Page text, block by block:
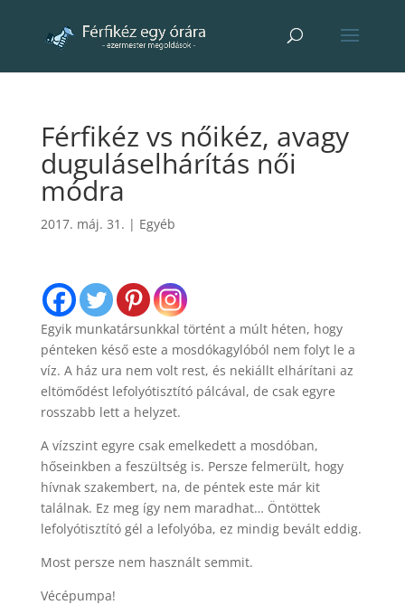
Férfikéz vs nőikéz, avagy
duguláselhárítás női
módra
2017. máj. 31. | Egyéb
Egyik munkatársunkkal történt a múlt héten, hogy
pénteken késő este a mosdókagylóból nem folyt le a
víz. A ház ura nem volt rest, és nekiállt elhárítani az
eltömődést lefolyótisztító pálcával, de csak egyre
rosszabb lett a helyzet.
A vízszint egyre csak emelkedett a mosdóban,
hőseinkben a feszültség is. Persze felmerült, hogy
hívnak szakembert, na, de péntek este már kit
találnak. Ez meg így nem maradhat… Öntöttek
lefolyótisztító gél a lefolyóba, ez mindig bevált eddig.
Most persze nem használt semmit.
Vécépumpa!